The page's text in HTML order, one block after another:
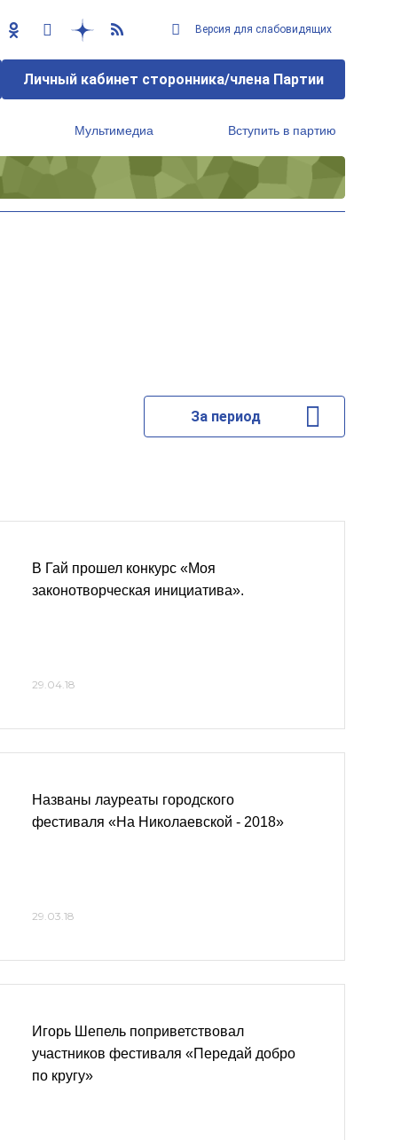
Версия для слабовидящих
Личный кабинет сторонника/члена Партии
Мультимедиа Вступить в партию
За период
В Гай прошел конкурс «Моя
законотворческая инициатива».
29.04.18
Названы лауреаты городского
фестиваля «На Николаевской - 2018»
29.03.18
Игорь Шепель поприветствовал
участников фестиваля «Передай добро
по кругу»